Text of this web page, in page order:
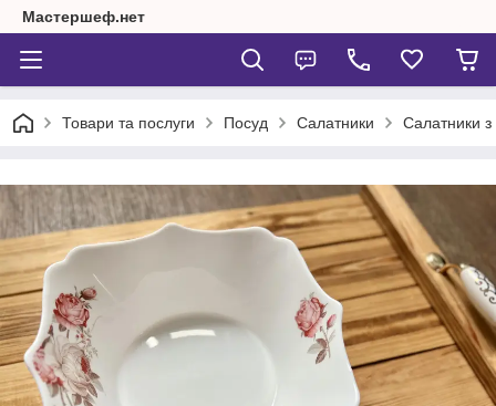
Мастершеф.нет
Товари та послуги Посуд Салатники Салатники з